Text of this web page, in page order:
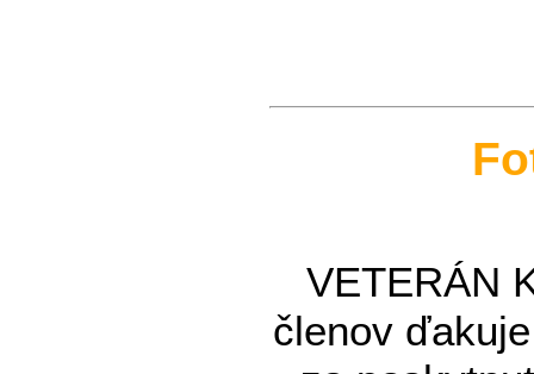
VETERÁN
členov